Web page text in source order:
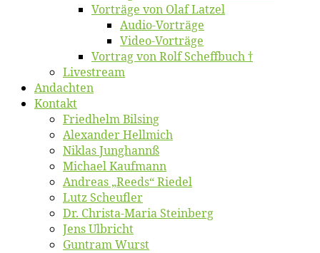
Vor­trä­ge von Olaf Latzel
Au­dio-Vor­trä­ge
Vi­deo-Vor­trä­ge
Vor­trag von Rolf Scheffbuch †
Live­stream
An­dach­ten
Kon­takt
Fried­helm Bilsing
Alex­an­der Hellmich
Ni­klas Junghannß
Mi­cha­el Kaufmann
An­dre­as „Reeds“ Riedel
Lutz Scheuf­ler
Dr. Chris­­ta-Ma­ria Steinberg
Jens Ulb­richt
Gun­tram Wurst